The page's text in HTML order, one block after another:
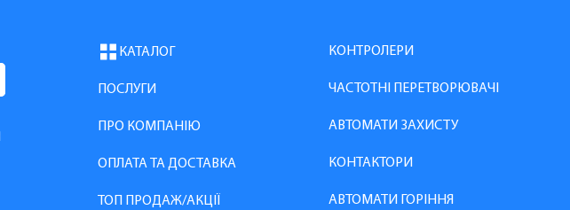
КАТАЛОГ
ПОСЛУГИ
ПРО КОМПАНІЮ
ОПЛАТА ТА ДОСТАВКА
ТОП ПРОДАЖ/АКЦІЇ
КОНТРОЛЕРИ
ЧАСТОТНІ ПЕРЕТВОРЮВАЧІ
АВТОМАТИ ЗАХИСТУ
КОНТАКТОРИ
АВТОМАТИ ГОРІННЯ